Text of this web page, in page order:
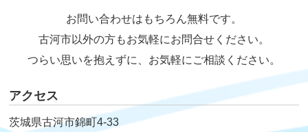
お問い合わせはもちろん無料です。
古河市以外の方もお気軽にお問合せください。
つらい思いを抱えずに、お気軽にご相談ください。
アクセス
茨城県古河市錦町4-33